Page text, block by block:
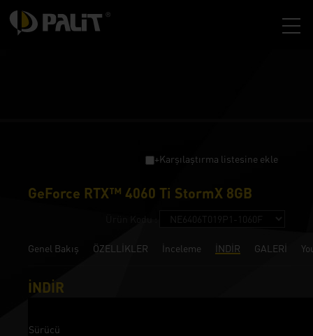
+Karşılaştırma listesine ekle
GeForce RTX™ 4060 Ti StormX 8GB
Genel Bakış ÖZELLİKLER İnceleme İNDİR GALERİ
İNDİR
Sürücü